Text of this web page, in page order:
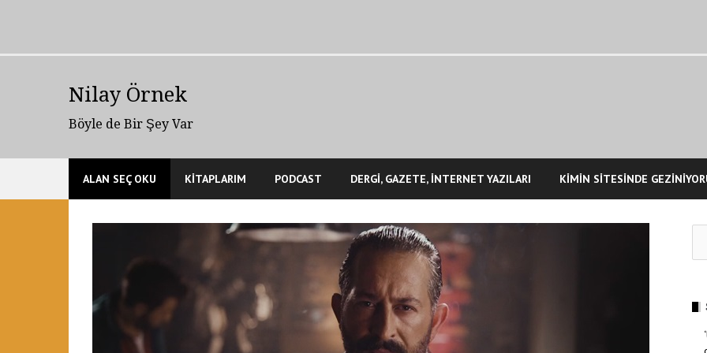
BinaÇevre TV
Nilay Örnek
Böyle de Bir Şey Var
ALAN SEÇ OKU KİTAPLARIM PODCAST DERGİ, GAZETE, İNTERNET YAZILARI KIMIN SITESINDE